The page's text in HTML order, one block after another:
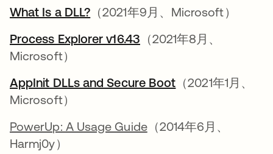
What Is a DLL? 新しいタブで開く
（2021年9月、Microsoft）
Process Explorer v16.43 新しいタブで開く
（2021年8月、
Microsoft）
AppInit DLLs and Secure Boot 新しいタブで開く
（2021年1月、
Microsoft）
PowerUp: A Usage Guide（2014年6月、
Harmj0y）